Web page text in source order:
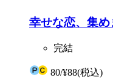
幸せな恋、集
完結
80/¥88(税込)